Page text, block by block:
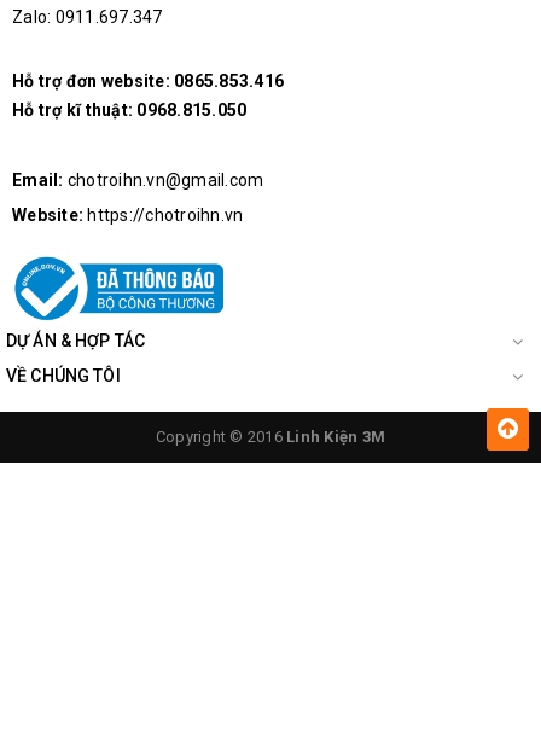
Zalo: 0911.697.347
Hỗ trợ đơn website: 0865.853.416
Hỗ trợ kĩ thuật: 0968.815.050
Email: chotroihn.vn@gmail.com
Website: https://chotroihn.vn
DỰ ÁN & HỢP TÁC
VỀ CHÚNG TÔI
Copyright © 2016 Linh Kiện 3M